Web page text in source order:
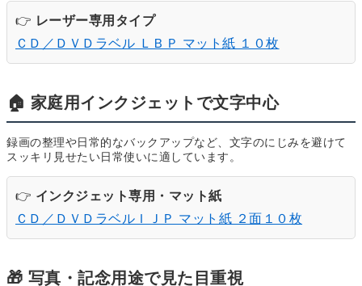
👉 レーザー専用タイプ
ＣＤ／ＤＶＤラベル ＬＢＰ マット紙 １０枚
🏠 家庭用インクジェットで文字中心
録画の整理や日常的なバックアップなど、文字のにじみを避けて
スッキリ見せたい日常使いに適しています。
👉 インクジェット専用・マット紙
ＣＤ／ＤＶＤラベルＩＪＰ マット紙 ２面１０枚
🎁 写真・記念用途で見た目重視